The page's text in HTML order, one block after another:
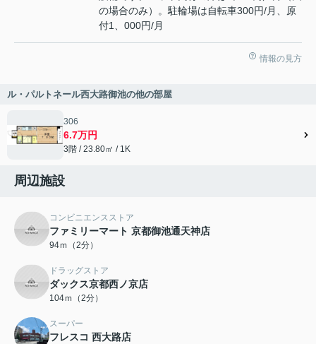
の場合のみ）。駐輪場は自転車300円/月、原
付1、000円/月
情報の見方
ル・パルトネール西大路御池の他の部屋
306
6.7万円
3階 / 23.80㎡ / 1K
周辺施設
コンビニエンスストア
ファミリーマート 京都御池通天神店
94ｍ（2分）
ドラッグストア
ダックス京都西ノ京店
104ｍ（2分）
スーパー
フレスコ 西大路店